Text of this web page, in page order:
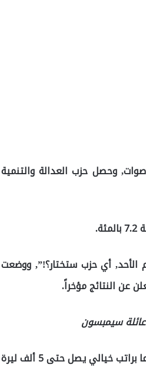
المعارض على 33.8 بالمئة من الأصوات, وحصل حزب العدالة والتنمية
الأحد, أي حزب ستختار؟!”, ووضعت
نشرت صحيفة صحيفة الإندبندنت التركية, تقريراً عن وظيفة غريبة نوعاً ما براتب خيالي يصل حتى 5 ألف ليرة